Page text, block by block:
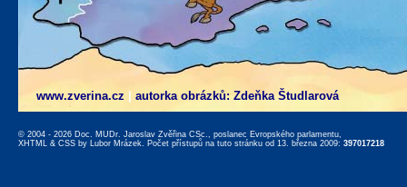
www.zverina.cz autorka obrázků: Zdeňka Študlarová
© 2004 - 2026 Doc. MUDr. Jaroslav Zvěřina CSc., poslanec Evropského parlamentu,
XHTML & CSS by Lubor Mrázek. Počet přístupů na tuto stránku od 13. března 2009: 397017218